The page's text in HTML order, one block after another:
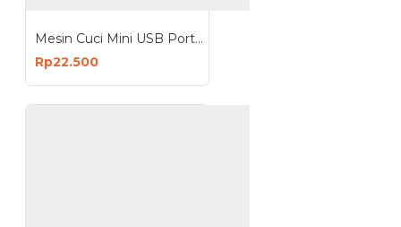
Mesin Cuci Mini USB Portable Ultrasonic Turbine Wash
Rp22.500